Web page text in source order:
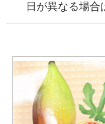
日が異なる場合